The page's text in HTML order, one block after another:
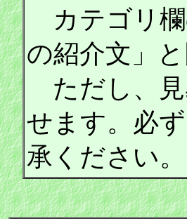
カテゴリ欄
の紹介文」
ただし、見
せます。必
承ください。